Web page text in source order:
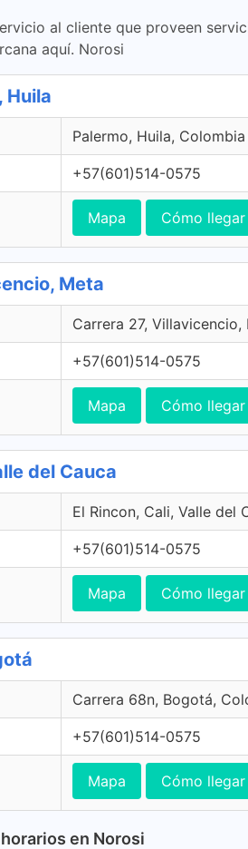
al cliente que proveen
aquí. Norosi
Huila
Palermo, Huila, Colombia
+57(601)514-0575
Mapa Cómo llegar
Meta
Carrera 27,
+57(601)514-0575
Mapa Cómo llegar
del Cauca
El Rincon, Cali, Valle del
+57(601)514-0575
Mapa Cómo llegar
Carrera 68n, Bogotá,
+57(601)514-0575
Mapa Cómo llegar
en Norosi